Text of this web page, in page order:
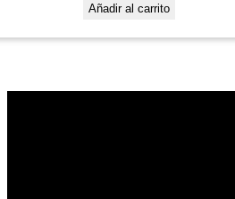
Añadir al carrito